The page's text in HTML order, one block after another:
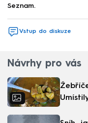
Seznam.
Vstup do diskuze
Návrhy pro vás